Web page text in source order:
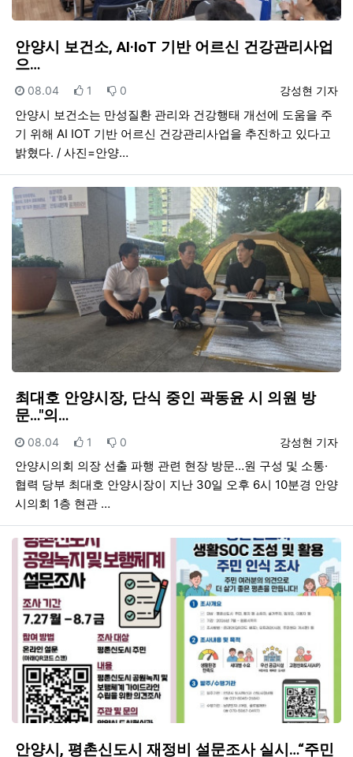
안양시 보건소, AI·IoT 기반 어르신 건강관리사업
으…
등록자
강성현 기자
등록일
08.04 추천
1 비추천
0
안양시 보건소는 만성질환 관리와 건강행태 개선에 도움을 주
기 위해 AI IOT 기반 어르신 건강관리사업을 추진하고 있다고
밝혔다. / 사진=안양…
최대호 안양시장, 단식 중인 곽동윤 시 의원 방
문…"의…
등록자
강성현 기자
등록일
08.04 추천
1 비추천
0
안양시의회 의장 선출 파행 관련 현장 방문…원 구성 및 소통·
협력 당부 최대호 안양시장이 지난 30일 오후 6시 10분경 안양
시의회 1층 현관 …
안양시, 평촌신도시 재정비 설문조사 실시…“주민